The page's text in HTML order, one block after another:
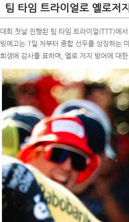
팀 타임 트라이얼로 옐로저
대회 첫날 진행된 팀 타임 트라이얼(TTT)에
빙에고는 1일 차부터 종합 선두를 상징하는
희생에 감사를 표하며, 옐로 저지 방어에 대